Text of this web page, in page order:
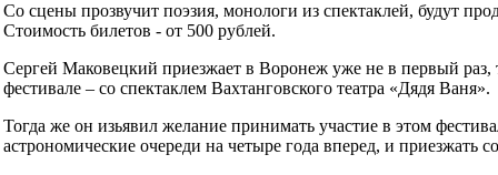
Со сцены прозвучит поэзия, монологи из спектаклей, будут
Стоимость билетов - от 500 рублей.
Сергей Маковецкий приезжает в Воронеж уже не в первый
фестивале – со спектаклем Вахтанговского театра «Дядя Ваня».
Тогда же он изьявил желание принимать участие в этом
астрономические очереди на четыре года вперед, и приезжать